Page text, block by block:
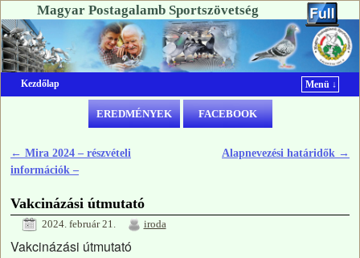
Magyar Postagalamb Sportszövetség
Kezdőlap Menü ↓
Ugrás a főtartalomra
Ugrás a másodlagos tartalomra
EREDMÉNYEK FACEBOOK
Bejegyzés navigáció
← Mira 2024 – részvételi
információk –
Alapnevezési határidők →
Vakcinázási útmutató
2024. február 21. iroda
Vakcinázási útmutató